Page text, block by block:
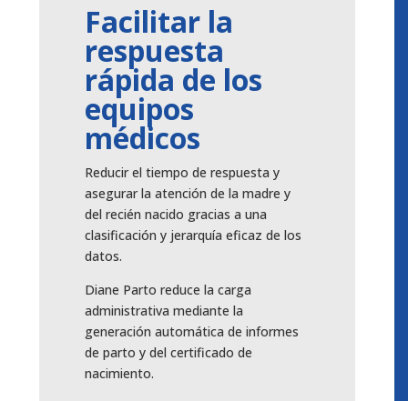
Facilitar la
respuesta
rápida de los
equipos
médicos
Reducir el tiempo de respuesta y
asegurar la atención de la madre y
del recién nacido gracias a una
clasificación y jerarquía eficaz de los
datos.
Diane Parto reduce la carga
administrativa mediante la
generación automática de informes
de parto y del certificado de
nacimiento.